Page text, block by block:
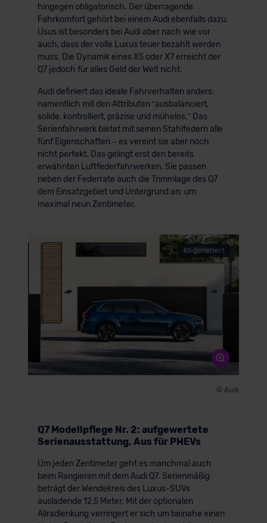
hingegen obligatorisch. Der überragende
Fahrkomfort gehört bei einem Audi ebenfalls dazu.
Usus ist besonders bei Audi aber nach wie vor
auch, dass der volle Luxus teuer bezahlt werden
muss. Die Dynamik eines X5 oder X7 erreicht der
Q7 jedoch für alles Geld der Welt nicht.
Audi definiert das ideale Fahrverhalten anders:
namentlich mit den Attributen “ausbalanciert,
solide, kontrolliert, präzise und mühelos.” Das
Serienfahrwerk bietet mit seinen Stahlfedern alle
fünf Eigenschaften – es vereint sie aber noch
nicht perfekt. Das gelingt erst den bereits
erwähnten Luftfederfahrwerken. Sie passen
neben der Federrate auch die Trimmlage des Q7
dem Einsatzgebiet und Untergrund an: um
maximal neun Zentimeter.
KI-generiert
© Audi
Q7 Modellpflege Nr. 2: aufgewertete
Serienausstattung, Aus für PHEVs
Um jeden Zentimeter geht es manchmal auch
beim Rangieren mit dem Audi Q7. Serienmäßig
beträgt der Wendekreis des Luxus-SUVs
ausladende 12,5 Meter. Mit der optionalen
Allradlenkung verringert er sich um beinahe einen